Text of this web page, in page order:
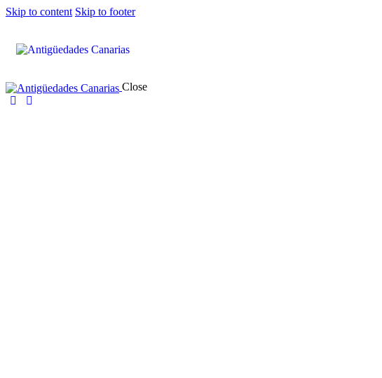
Skip to content Skip to footer
Close